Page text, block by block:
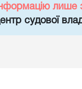
лише
судової